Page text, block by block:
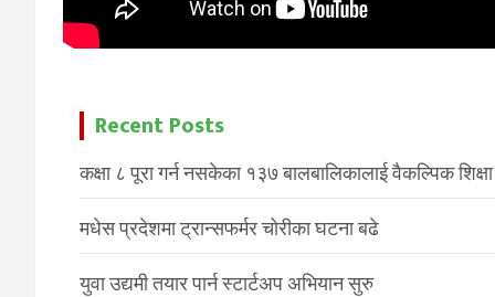
Recent Posts
कक्षा ८ पूरा गर्न नसकेका १३७ बालबालिकालाई वैकल्पिक शिक्षा
मधेस प्रदेशमा ट्रान्सफर्मर चोरीका घटना बढे
युवा उद्यमी तयार पार्न स्टार्टअप अभियान सुरु